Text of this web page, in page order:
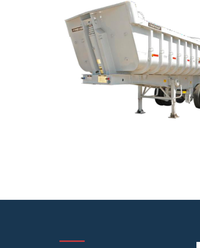
VOLTEO
Volteos con capacidades
20m3 hasta 40m3 o en la
especiales según la necesidad de
clientes, Modelos rectos y con